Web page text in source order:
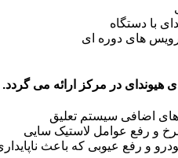
با دستگاه
های دوره ای
هیوندای در مرکز ارائه می گردد.
اضافی سیستم تعلیق
و رفع عوامل لاستیک سایی
و رفع عیوبی که باعث